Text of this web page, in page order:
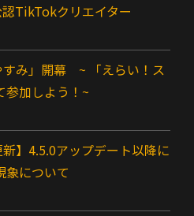
TikTokクリエイター
すみ」開幕 ~ 「えらい！ス
参加しよう！~
新】4.5.0アップデート以降に
象について